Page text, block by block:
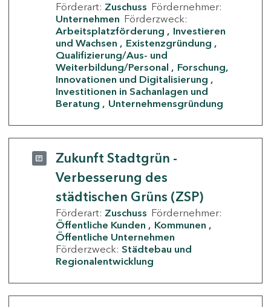
Förderart: Zuschuss Fördernehmer:
Unternehmen Förderzweck:
Arbeitsplatzförderung
Investieren
und Wachsen
Existenzgründung
Qualifizierung/Aus- und
Weiterbildung/Personal
Forschung,
Innovationen und Digitalisierung
Investitionen in Sachanlagen und
Beratung
Unternehmensgründung
Zukunft Stadtgrün -
Verbesserung des
städtischen Grüns (ZSP)
Förderart: Zuschuss Fördernehmer:
Öffentliche Kunden
Kommunen
Öffentliche Unternehmen
Förderzweck: Städtebau und
Regionalentwicklung